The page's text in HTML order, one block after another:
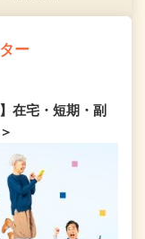
ー
在宅・短期・副